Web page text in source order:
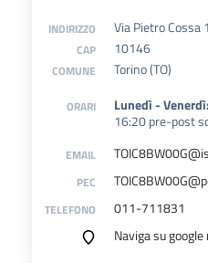
INDIRIZZO Via Pietro
CAP 10146
COMUNE Torino (TO)
ORARI Lunedì - Venerdì:
16:20pre-post
EMAIL
PEC
TELEFONO
011-711831
Naviga su google